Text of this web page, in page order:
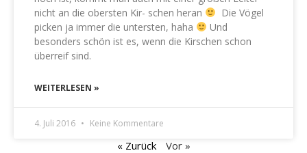
nicht an die obersten Kir- schen heran
Die Vögel
picken ja immer die untersten, haha
Und
besonders schön ist es, wenn die Kirschen schon
überreif sind.
WEITERLESEN »
4. Juli 2016 Keine Kommentare
« Zurück Vor »